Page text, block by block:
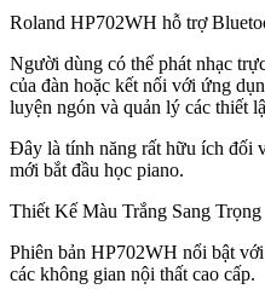
Roland HP702WH hỗ trợ
Người dùng có thể phát nhạc
của đàn hoặc kết nối với ứng
luyện ngón và quản lý các thiết
Đây là tính năng rất hữu ích đối
mới bắt đầu học piano.
Thiết Kế Màu Trắng Sang Trọng
Phiên bản HP702WH nổi bật
các không gian nội thất cao cấp.